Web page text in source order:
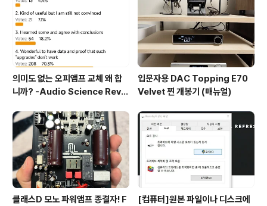
의미도 없는 오피앰프 교체 왜 합
니까? -Audio Science Revie
입문자용 DAC Topping E70
Velvet 찐 개봉기 (매뉴얼)
클래스D 모노 파워앰프 종결자! F
[컴퓨터]원본 파일이나 디스크에